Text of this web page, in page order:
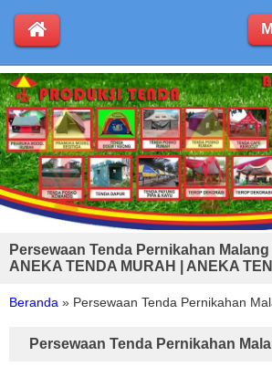
Persewaan Tenda Pernikahan Malang
ANEKA TENDA MURAH | ANEKA
Beranda » Persewaan Tenda Pernikahan
Persewaan Tenda Pernikahan